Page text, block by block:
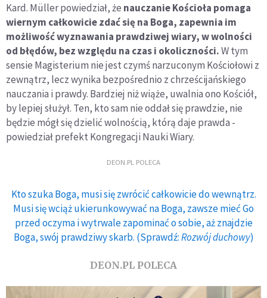
Kard. Müller powiedział, że nauczanie Kościoła pomaga
wiernym całkowicie zdać się na Boga, zapewnia im
możliwość wyznawania prawdziwej wiary, w wolności
od błędów, bez względu na czas i okoliczności.W tym
sensie Magisterium nie jest czymś narzuconym Kościołowi z
zewnątrz, lecz wynika bezpośrednio z chrześcijańskiego
nauczania i prawdy. Bardziej niż wiąże, uwalnia ono Kościół,
by lepiej służył. Ten, kto sam nie oddał się prawdzie, nie
będzie mógł się dzielić wolnością, którą daje prawda -
powiedział prefekt Kongregacji Nauki Wiary.
DEON.PL POLECA
Kto szuka Boga, musi się zwrócić całkowicie do wewnątrz.
Musi się wciąż ukierunkowywać na Boga, zawsze mieć Go
przed oczyma i wytrwale zapominać o sobie, aż znajdzie
Boga, swój prawdziwy skarb. (Sprawdź:Rozwój duchowy)
DEON.PL POLECA